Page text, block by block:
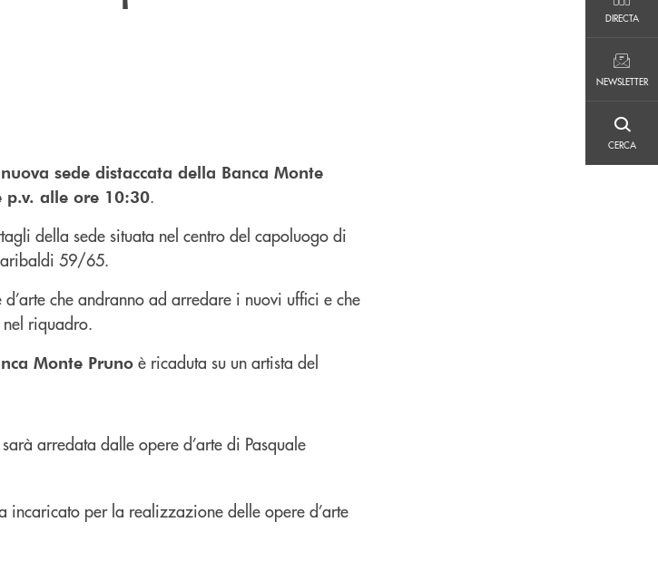
DIRECTA
NEWSLETTER
CERCA
nuova sede distaccata della Banca Monte
p.v. alle ore 10:30.
della sede situata nel centro del capoluogo di
59/65.
che andranno ad arredare i nuovi uffici e che
riquadro.
Monte Pruno è ricaduta su un artista del
incaricato per la realizzazione delle opere d’arte